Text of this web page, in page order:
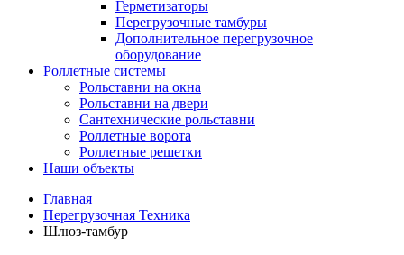
Герметизаторы
Перегрузочные тамбуры
Дополнительное перегрузочное
оборудование
Роллетные системы
Рольставни на окна
Рольставни на двери
Сантехнические рольставни
Роллетные ворота
Роллетные решетки
Наши объекты
Главная
Перегрузочная Техника
Шлюз-тамбур